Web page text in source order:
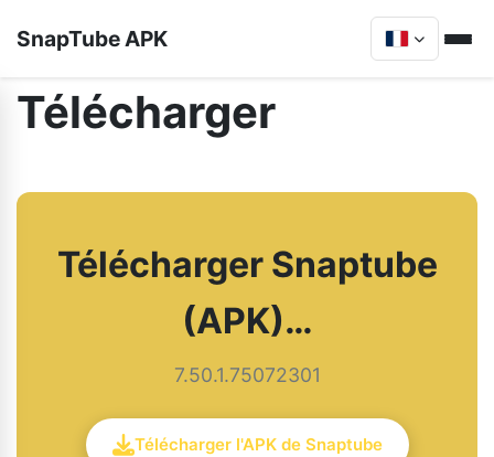
SnapTube APK
Télécharger
Télécharger Snaptube
(APK)…
7.50.1.75072301
Télécharger l'APK de Snaptube